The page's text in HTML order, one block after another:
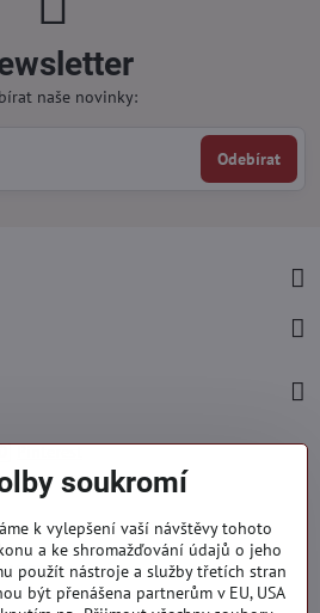
naše novinky:
Odebírat
15:00 hod.
soukromí
k vylepšení vaší návštěvy tohoto
a ke shromažďování údajů o jeho
použít nástroje a služby třetích stran
být přenášena partnerům v EU, USA